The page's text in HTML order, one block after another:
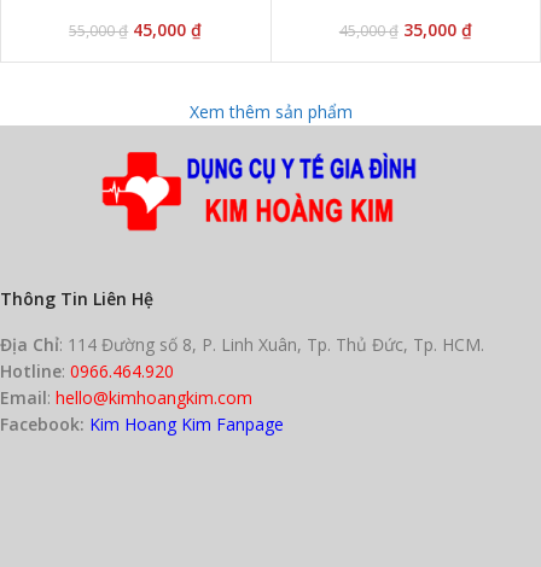
55,000₫ 45,000₫ 45,000₫ 35,000 ₫
Xem thêm sản phẩm
Thông Tin Liên Hệ
Địa Chỉ: 114 Đường số 8, P. Linh Xuân, Tp. Thủ Đức, Tp. HCM.
Hotline: 0966.464.920
Email: hello@kimhoangkim.com
Facebook: Kim Hoang Kim Fanpage